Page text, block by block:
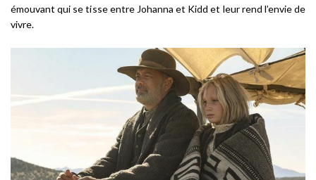
émouvant qui se tisse entre Johanna et Kidd et leur rend l’envie de
vivre.